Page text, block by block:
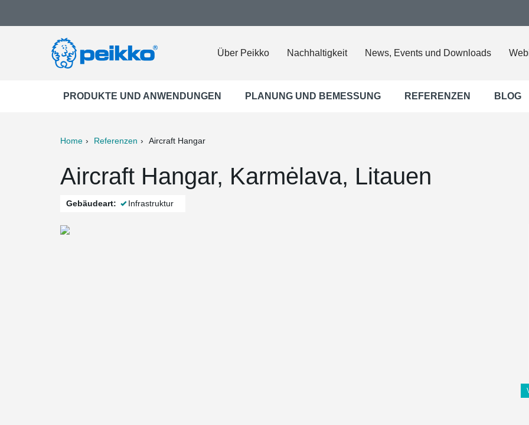
Über Peikko Nachhaltigkeit News, Events und Downloads
PRODUKTE UND ANWENDUNGEN PLANUNG UND BEMESSUNG REFERENZEN BLOG
Home Referenzen Aircraft Hangar
Aircraft Hangar, Karmėlava, Litauen
Gebäudeart: Infrastruktur